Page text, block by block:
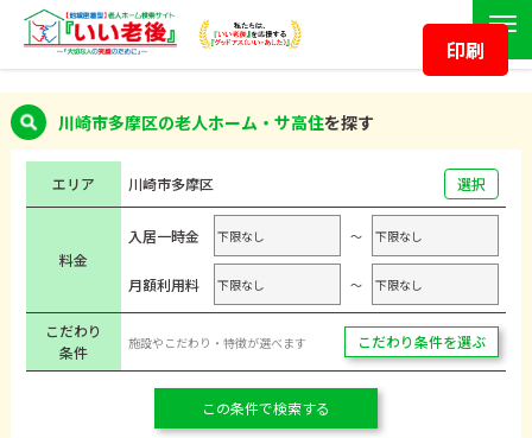
川崎市多摩区の老人ホーム・サ高住を探す
エリア 川崎市多摩区 選択
料金
入居一時金 ～
月額利用料 ～
こだわり
条件
施設やこだわり・特徴が選べます こだわり条件を選ぶ
この条件で検索する
印刷